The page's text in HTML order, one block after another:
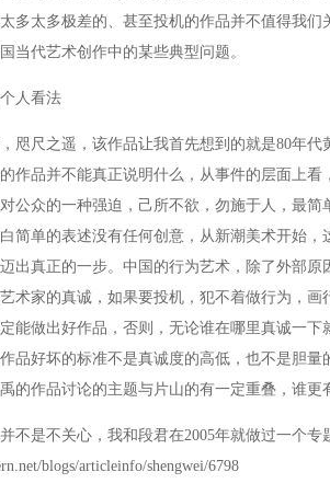
多太多极差的、甚至投机的作品并不值得我们
当代艺术创作中的某些典型问题。
人看法
咫尺之遥，该作品让我首先想到的就是80年
作品并不能真正说明什么，从事件的层面上看
公众的一种强迫，己所不欲，勿施于人，最简
简单的表述没有任何创意，从新潮美术开始，
出真正的一步。中国的行为艺术，除了外部原
术家的真诚，如果要投机，犯不着做行为，画
能做出好作品，否则，无论谁在哪里真诚一下
品好坏的标准不是真诚度的高低，也不是胆量
的作品讨论的主题与片山的有一定重叠，谁更
不是不关心，我和段君在2005年就做过一个专
blogs/articleinfo/shengwei/6798